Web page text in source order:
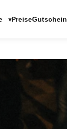
▾PreiseGutschein